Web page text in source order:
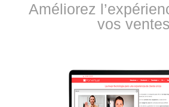
Améliorez
vos ventes